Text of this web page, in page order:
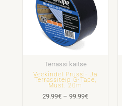
Terrassi kaitse
Veekindel Prussi- Ja
Terrassiteip G-Tape,
Must. 20m
29.99€ – 99.99€
mitu
varianti.
Valikuid
teha
tootelehel.